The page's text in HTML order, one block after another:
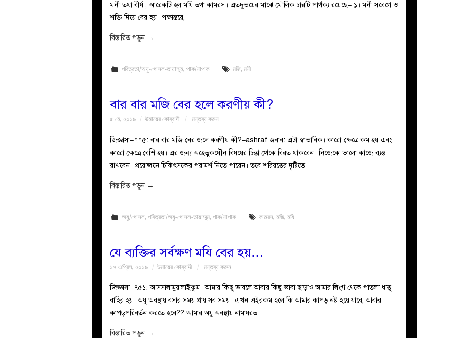
মনী তথা বীর্য , আরেকটি হল মযি তথা কামরস। এতদুভয়ের মাঝে মৌলিক চারটি পার্থক্য রয়েছে– ১। মনী সবেগে ও
শক্তি দিয়ে বের হয়। পক্ষান্তরে,
বিস্তারিত পড়ুন →
পবিত্রতা/অযু-গোসল-তায়াম্মুম,পাক/নাপাক মজি,মনী
বার বার মজি বের হলে করণীয় কী?
৫ মে, ২০১৯ উমায়ের কোব্বাদী মন্তব্য করুন
জিজ্ঞাসা–৭৭৫: বার বার মজি বের জলে করণীয় কী?–ashraf জবাব: এটা স্বাভাবিক। কারো ক্ষেত্রে কম হয় এবং
কারো ক্ষেত্রে বেশি হয়। এর জন্য অহেতুকযৌন বিষয়ের চিন্তা থেকে বিরত থাকবেন। নিজেকে ভালো কাজে ব্যস্ত
রাখবেন। প্রয়োজনে চিকিৎসকের পরামর্শ নিতে পারেন। তবে শরিয়তের দৃষ্টিতে
বিস্তারিত পড়ুন →
অযু/গোসল,পবিত্রতা/অযু-গোসল-তায়াম্মুম,পাক/নাপাক কামরস,মজি,মযি
যে ব্যক্তির সর্বক্ষণ মযি বের হয়…
১৭ এপ্রিল, ২০১৯ উমায়ের কোব্বাদী মন্তব্য করুন
জিজ্ঞাসা–৭৫১: আসসালামুয়ালাইকুম। আমার কিছু ভাবলে আবার কিছু ভাবা ছাড়াও আমার লিংগ থেকে পাতলা ধাতু
বাহির হয়। অযু অবস্থায় বসার সময় প্রায় সব সময়। এখন এইরকম হলে কি আমার কাপড় নষ্ট হয়ে যাবে, আবার
কাপড়পরিবর্তন করতে হবে?? আমার অযু অবস্থায় নামাযরত
বিস্তারিত পড়ুন →